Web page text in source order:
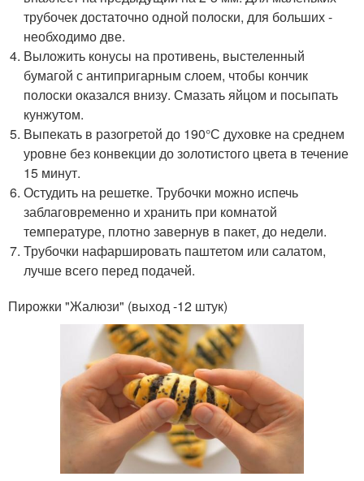
трубочек достаточно одной полоски, для больших -
необходимо две.
Выложить конусы на противень, выстеленный
бумагой с антипригарным слоем, чтобы кончик
полоски оказался внизу. Смазать яйцом и посыпать
кунжутом.
Выпекать в разогретой до 190°С духовке на среднем
уровне без конвекции до золотистого цвета в течение
15 минут.
Остудить на решетке. Трубочки можно испечь
заблаговременно и хранить при комнатой
температуре, плотно завернув в пакет, до недели.
Трубочки нафаршировать паштетом или салатом,
лучше всего перед подачей.
Пирожки "Жалюзи" (выход -12 штук)